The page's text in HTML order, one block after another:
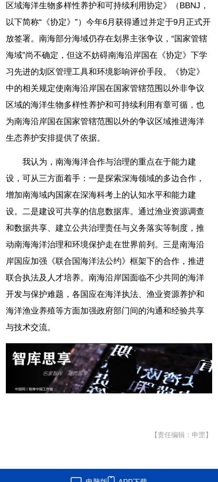
区域海洋生物多样性养护和可持续利用协定》（BBNJ，
以下简称“《协定》”）今年6月获得通过并定于9月正式开
放签署。南海部分海域仍存在划界主张争议，“国家管辖
海域”尚不确定，但这不妨碍南海沿岸国在《协定》下学
习先进的划区管理工具和环境影响评价手段。《协定》
中的相关规定使南海沿岸国在国家管辖范围以外非争议
区域的海洋生物多样性养护和可持续利用有章可循，也
为南海沿岸国在国家管辖范围以外的争议区域推进海洋
生态养护安排提供了依据。
我认为，南海海洋合作与治理的重点在于能力建
设，可从三方面着手：一是探索深海领域的多边合作，
增加南海域内国家在深海科考上的认知水平和能力建
设。二是建设可共享的信息数据库。通过渔业资源调查
和数据共享、建立公共治理责任与义务落实等制度，推
动南海海洋治理和环境保护走在世界前列。三是南海沿
岸国应加强《联合国海洋法公约》框架下的合作，推进
联合执法及人才培养。南海沿岸国面临不少共同的海洋
开发与保护难题，各国应在海洋执法、渔业资源养护和
海洋渔业养殖等方面加强政府部门间的沟通和经验共享
与技术交流。
【责任编辑：申罡】